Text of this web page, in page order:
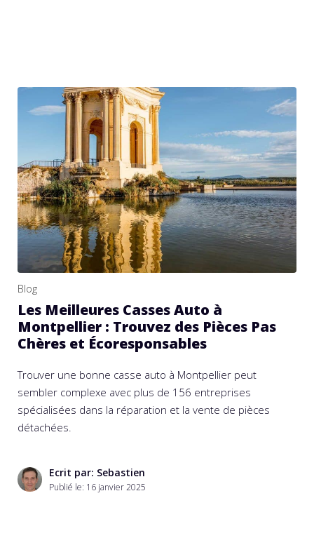
Blog
Les Meilleures Casses Auto à
Montpellier : Trouvez des Pièces Pas
Chères et Écoresponsables
Trouver une bonne casse auto à Montpellier peut
sembler complexe avec plus de 156 entreprises
spécialisées dans la réparation et la vente de pièces
détachées.
Ecrit par: Sebastien
Publié le: 16 janvier 2025